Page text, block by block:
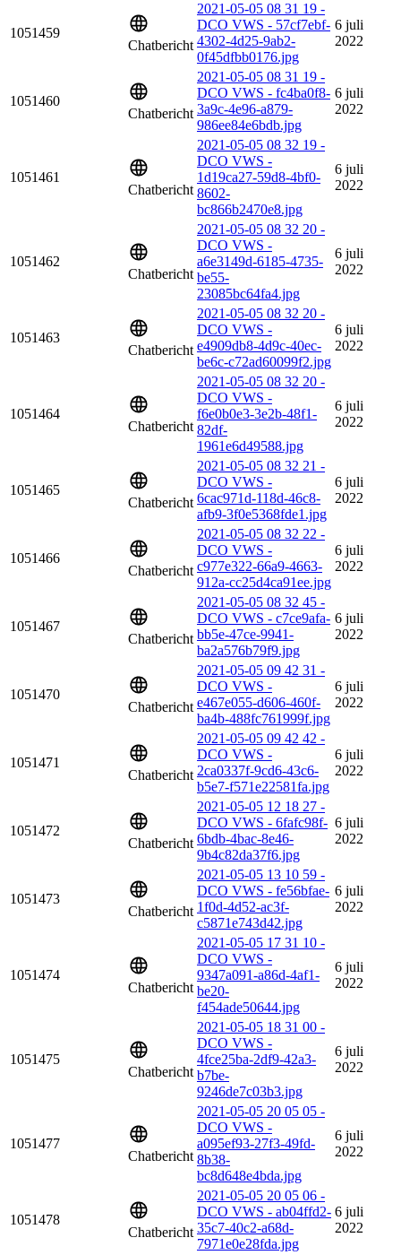
1051459
Chatbericht
2021-05-05 08 31 19 -
DCO VWS - 57cf7ebf-
4302-4d25-9ab2-
0f45dfbb0176.jpg
6 juli
2022
1051460
Chatbericht
2021-05-05 08 31 19 -
DCO VWS - fc4ba0f8-
3a9c-4e96-a879-
986ee84e6bdb.jpg
6 juli
2022
1051461
Chatbericht
2021-05-05 08 32 19 -
DCO VWS -
1d19ca27-59d8-4bf0-
8602-
bc866b2470e8.jpg
6 juli
2022
1051462
Chatbericht
2021-05-05 08 32 20 -
DCO VWS -
a6e3149d-6185-4735-
be55-
23085bc64fa4.jpg
6 juli
2022
1051463
Chatbericht
2021-05-05 08 32 20 -
DCO VWS -
e4909db8-4d9c-40ec-
be6c-c72ad60099f2.jpg
6 juli
2022
1051464
Chatbericht
2021-05-05 08 32 20 -
DCO VWS -
f6e0b0e3-3e2b-48f1-
82df-
1961e6d49588.jpg
6 juli
2022
1051465
Chatbericht
2021-05-05 08 32 21 -
DCO VWS -
6cac971d-118d-46c8-
afb9-3f0e5368fde1.jpg
6 juli
2022
1051466
Chatbericht
2021-05-05 08 32 22 -
DCO VWS -
c977e322-66a9-4663-
912a-cc25d4ca91ee.jpg
6 juli
2022
1051467
Chatbericht
2021-05-05 08 32 45 -
DCO VWS - c7ce9afa-
bb5e-47ce-9941-
ba2a576b79f9.jpg
6 juli
2022
1051470
Chatbericht
2021-05-05 09 42 31 -
DCO VWS -
e467e055-d606-460f-
ba4b-488fc761999f.jpg
6 juli
2022
1051471
Chatbericht
2021-05-05 09 42 42 -
DCO VWS -
2ca0337f-9cd6-43c6-
b5e7-f571e22581fa.jpg
6 juli
2022
1051472
Chatbericht
2021-05-05 12 18 27 -
DCO VWS - 6fafc98f-
6bdb-4bac-8e46-
9b4c82da37f6.jpg
6 juli
2022
1051473
Chatbericht
2021-05-05 13 10 59 -
DCO VWS - fe56bfae-
1f0d-4d52-ac3f-
c5871e743d42.jpg
6 juli
2022
1051474
Chatbericht
2021-05-05 17 31 10 -
DCO VWS -
9347a091-a86d-4af1-
be20-
f454ade50644.jpg
6 juli
2022
1051475
Chatbericht
2021-05-05 18 31 00 -
DCO VWS -
4fce25ba-2df9-42a3-
b7be-
9246de7c03b3.jpg
6 juli
2022
1051477
Chatbericht
2021-05-05 20 05 05 -
DCO VWS -
a095ef93-27f3-49fd-
8b38-
bc8d648e4bda.jpg
6 juli
2022
1051478
Chatbericht
2021-05-05 20 05 06 -
DCO VWS - ab04ffd2-
35c7-40c2-a68d-
7971e0e28fda.jpg
6 juli
2022